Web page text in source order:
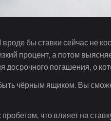
бы ставки сейчас не
процент, а потом
погашения, о
чёрным ящиком. Вы
что влияет на